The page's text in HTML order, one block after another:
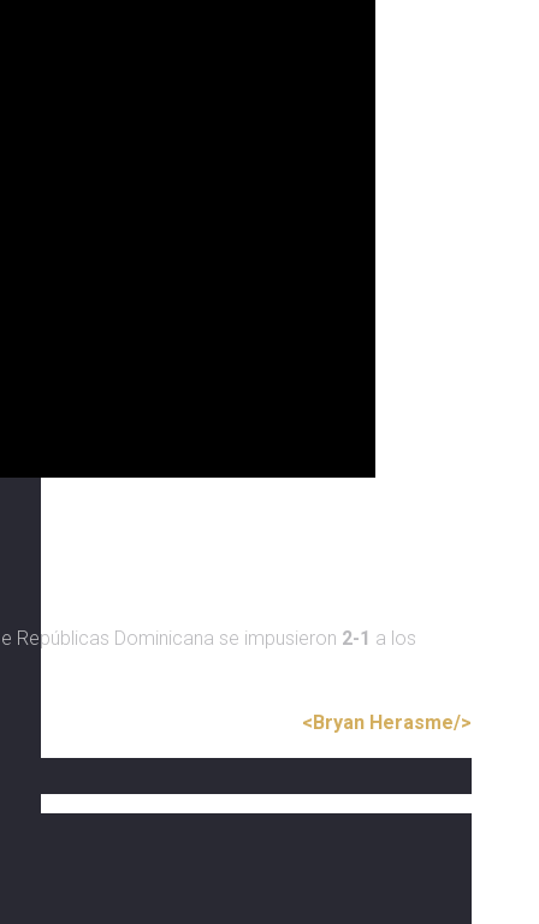
Repúblicas Dominicana se impusieron 2-1 a los
<Bryan Herasme/>